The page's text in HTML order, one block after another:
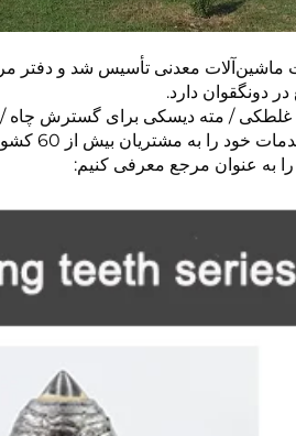
/ مته دیسکی برای گسترش چاه /
بیش از 60 کشور ارائه می‌دهیم.
به عنوان مرجع معرفی کنیم: